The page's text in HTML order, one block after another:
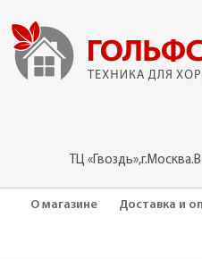
ТЦ
О магазине Доставка и